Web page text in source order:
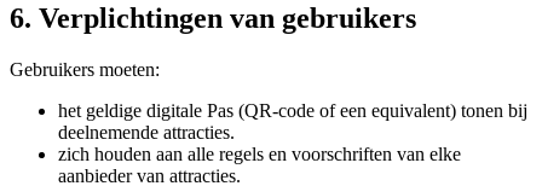
6. Verplichtingen van gebruikers
Gebruikers moeten:
het geldige digitale Pas (QR-code of een equivalent) tonen bij
deelnemende attracties.
zich houden aan alle regels en voorschriften van elke
aanbieder van attracties.